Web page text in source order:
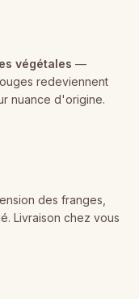
végétales —
redeviennent
nuance d'origine.
des franges,
Livraison chez vous